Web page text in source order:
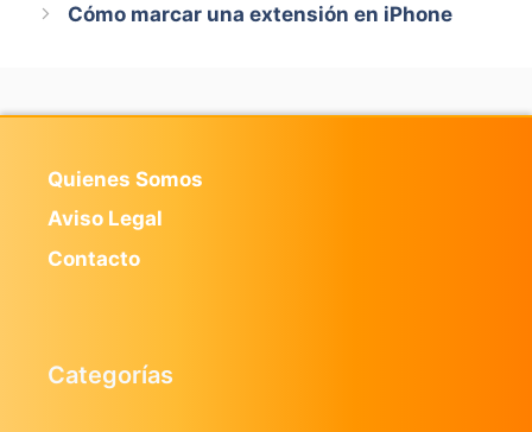
Cómo marcar una extensión en iPhone
Quienes Somos
Aviso Legal
Contacto
Categorías